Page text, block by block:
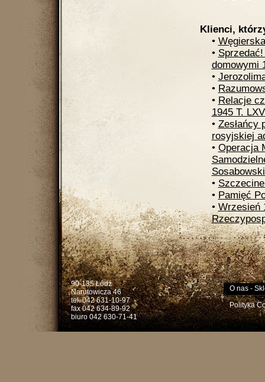
Klienci,
•
•
domowymi
•
•
• Relacje
1945 T.
• Zesłańcy
rosyjskiej
• Operacja
•
• Pamięć
• Wrzesień
90-135 Łódź
Narutowicza 46
tel. 042 631-10-97
fax 042 634-89-92
biuro 042 630-71-41
O nas-
Polityka